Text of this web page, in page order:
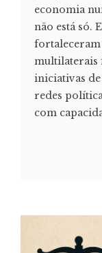
economia
não está só.
fortaleceram
multilaterais
iniciativas
redes
com